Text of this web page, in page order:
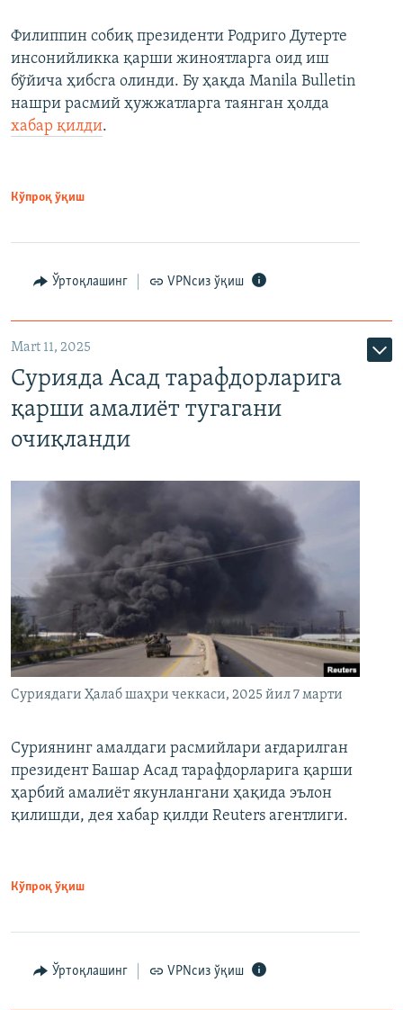
Филиппин собиқ президенти Родриго Дутерте
инсонийликка қарши жиноятларга оид иш
бўйича ҳибсга олинди. Бу ҳақда Manila Bulletin
нашри расмий ҳужжатларга таянган ҳолда
хабар қилди.
Кўпроқ ўқиш
Ўртоқлашинг VPNсиз ўқиш
Mart 11, 2025
Сурияда Асад тарафдорларига
қарши амалиёт тугагани
очиқланди
Суриядаги Ҳалаб шаҳри чеккаси, 2025 йил 7 марти
Суриянинг амалдаги расмийлари ағдарилган
президент Башар Асад тарафдорларига қарши
ҳарбий амалиёт якунлангани ҳақида эълон
қилишди, дея хабар қилди Reuters агентлиги.
Кўпроқ ўқиш
Ўртоқлашинг VPNсиз ўқиш